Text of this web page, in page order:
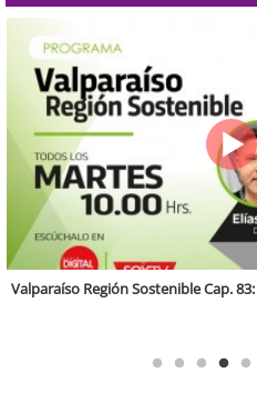
Región Sostenible Cap 60: